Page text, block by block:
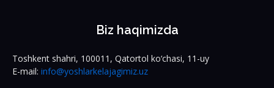
Biz haqimizda
Toshkent shahri, 100011, Qatortol ko‘chasi, 11-uy
E-mail: info@yoshlarkelajagimiz.uz